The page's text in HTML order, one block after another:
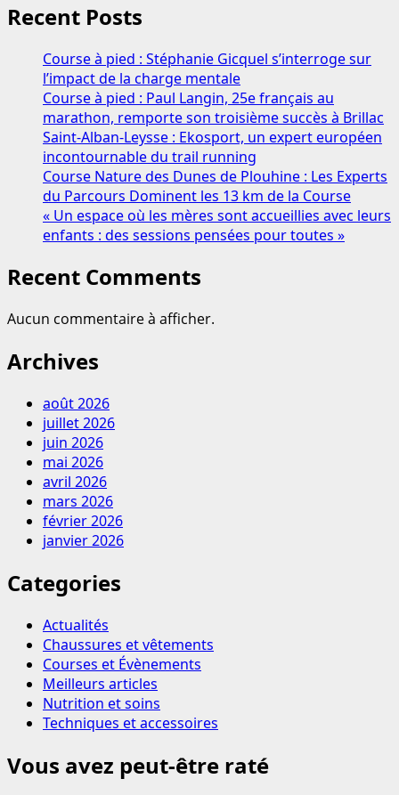
Recent Posts
Course à pied : Stéphanie Gicquel s’interroge sur
l’impact de la charge mentale
Course à pied : Paul Langin, 25e français au
marathon, remporte son troisième succès à Brillac
Saint-Alban-Leysse : Ekosport, un expert européen
incontournable du trail running
Course Nature des Dunes de Plouhine : Les Experts
du Parcours Dominent les 13 km de la Course
« Un espace où les mères sont accueillies avec leurs
enfants : des sessions pensées pour toutes »
Recent Comments
Aucun commentaire à afficher.
Archives
août 2026
juillet 2026
juin 2026
mai 2026
avril 2026
mars 2026
février 2026
janvier 2026
Categories
Actualités
Chaussures et vêtements
Courses et Évènements
Meilleurs articles
Nutrition et soins
Techniques et accessoires
Vous avez peut-être raté